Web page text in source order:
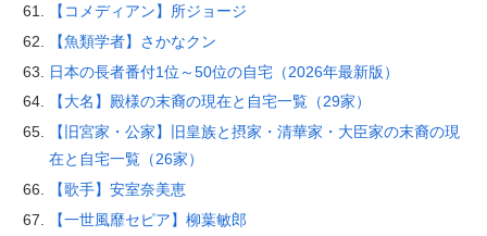
【コメディアン】所ジョージ
【魚類学者】さかなクン
日本の長者番付1位～50位の自宅（2026年最新版）
【大名】殿様の末裔の現在と自宅一覧（29家）
【旧宮家・公家】旧皇族と摂家・清華家・大臣家の末裔の現
在と自宅一覧（26家）
【歌手】安室奈美恵
【一世風靡セピア】柳葉敏郎